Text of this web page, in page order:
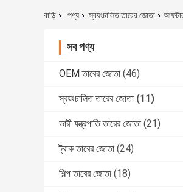
বাড়ি পণ্য স্বয়ংচালিত তারের জোতা
সব পণ্য
OEM তারের জোতা (46)
স্বয়ংচালিত তারের জোতা (11)
ভারী যন্ত্রপাতি তারের জোতা (21)
ট্রাক তারের জোতা (24)
শিল্প তারের জোতা (18)